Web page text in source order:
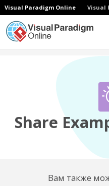
Visual Paradigm Online Visual
Share
Вам также